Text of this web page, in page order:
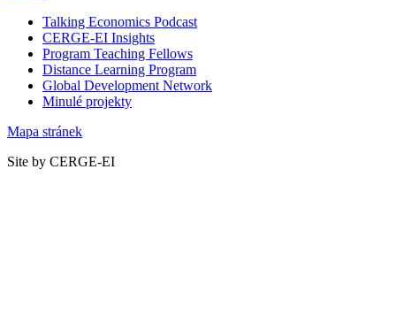
Talking Economics Podcast
CERGE-EI Insights
Program Teaching Fellows
Distance Learning Program
Global Development Network
Minulé projekty
Mapa stránek
Site by CERGE-EI